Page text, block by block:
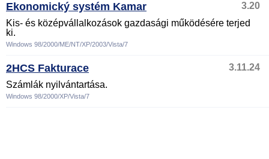
Ekonomický systém Kamar
3.20
Kis- és középvállalkozások gazdasági működésére terjed
ki.
Windows 98/2000/ME/NT/XP/2003/Vista/7
2HCS Fakturace
3.11.24
Számlák nyilvántartása.
Windows 98/2000/XP/Vista/7